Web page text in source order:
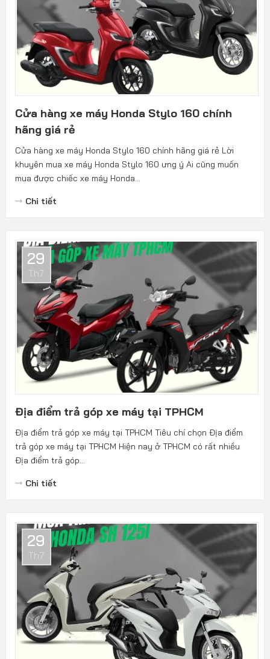
Cửa hàng xe máy Honda Stylo 160 chính
hãng giá rẻ
Cửa hàng xe máy Honda Stylo 160 chính hãng giá rẻ Lời
khuyên mua xe máy Honda Stylo 160 ưng ý Ai cũng muốn
mua được chiếc xe máy Honda...
Chi tiết
29
Th7
Địa điểm trả góp xe máy tại TPHCM
Địa điểm trả góp xe máy tại TPHCM Tiêu chí chọn Địa điểm
trả góp xe máy tại TPHCM Hiện nay ở TPHCM có rất nhiều
Địa điểm trả góp...
Chi tiết
29
Th7